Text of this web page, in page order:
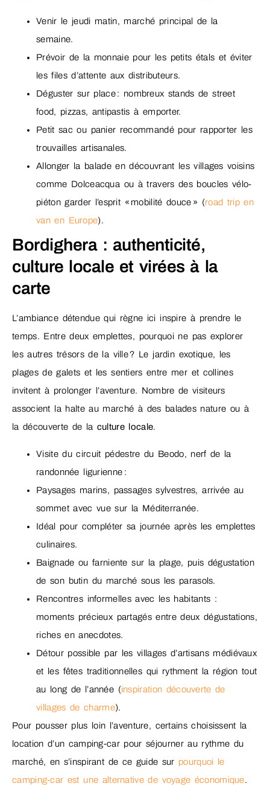
Venir le jeudi matin, marché principal de la
semaine.
Prévoir de la monnaie pour les petits étals et éviter
les files d’attente aux distributeurs.
Déguster sur place : nombreux stands de street
food, pizzas, antipastis à emporter.
Petit sac ou panier recommandé pour rapporter les
trouvailles artisanales.
Allonger la balade en découvrant les villages voisins
comme Dolceacqua ou à travers des boucles vélo-
piéton garder l’esprit « mobilité douce » (road trip en
van en Europe).
Bordighera : authenticité,
culture locale et virées à la
carte
L’ambiance détendue qui règne ici inspire à prendre le
temps. Entre deux emplettes, pourquoi ne pas explorer
les autres trésors de la ville ? Le jardin exotique, les
plages de galets et les sentiers entre mer et collines
invitent à prolonger l’aventure. Nombre de visiteurs
associent la halte au marché à des balades nature ou à
la découverte de la culture locale.
Visite du circuit pédestre du Beodo, nerf de la
randonnée ligurienne :
Paysages marins, passages sylvestres, arrivée au
sommet avec vue sur la Méditerranée.
Idéal pour compléter sa journée après les emplettes
culinaires.
Baignade ou farniente sur la plage, puis dégustation
de son butin du marché sous les parasols.
Rencontres informelles avec les habitants :
moments précieux partagés entre deux dégustations,
riches en anecdotes.
Détour possible par les villages d’artisans médiévaux
et les fêtes traditionnelles qui rythment la région tout
au long de l’année (inspiration découverte de
villages de charme).
Pour pousser plus loin l’aventure, certains choisissent la
location d’un camping-car pour séjourner au rythme du
marché, en s’inspirant de ce guide sur pourquoi le
camping-car est une alternative de voyage économique.